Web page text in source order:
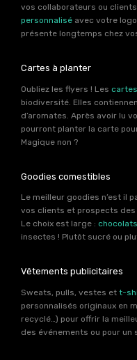
vos collaborateurs ou
personnalisé avec votre
présente longtemps chez
Cartes à planter
Oubliez les flyers ! Les
biodiversité. Elles
d’aromates. Après avoir lu
pourront planter la carte
Magique non ?
Goodies comestibles
Le meilleur goodies n’est il
vos clients et prospects des
Le choix est large : chocolats
insectes ! Plutôt sucré ou
Vêtements publicitaires
Sweats, pulls, vestes et t-
personnalisés originaux en
recyclé…) pour offrir la
des événements ou pour un